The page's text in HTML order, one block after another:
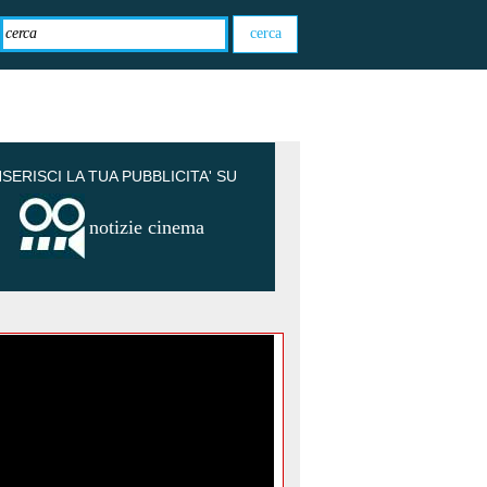
LA TUA PUBBLICITA' SU
notizie cinema